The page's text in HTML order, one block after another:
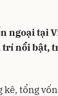
ngoại tại
nổi bật,
kê, tổng